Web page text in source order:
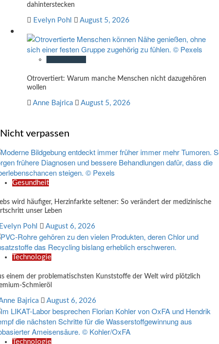
dahinterstecken
Evelyn Pohl August 5, 2026
Otrovertiert: Warum manche Menschen nicht dazugehören
wollen
Anne Bajrica August 5, 2026
Nicht verpassen
Gesundheit
wird häufiger, Herzinfarkte seltener: So verändert der medizinische
unser Leben
Pohl August 6, 2026
Technologie
einem der problematischsten Kunststoffe der Welt wird plötzlich
Schmieröl
Bajrica August 6, 2026
Technologie